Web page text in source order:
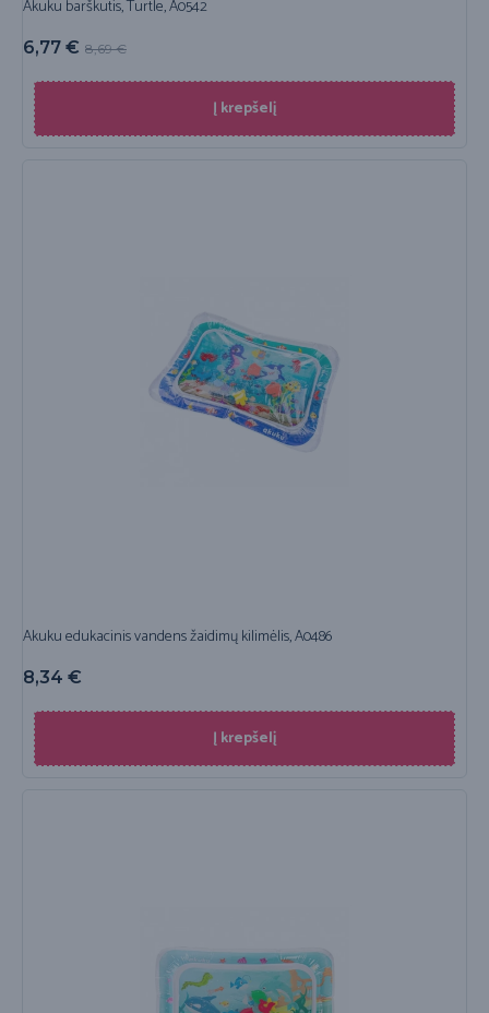
Akuku barškutis, Turtle, A0542
8,69€
6,77 €
Į krepšelį
Akuku edukacinis vandens žaidimų kilimėlis, A0486
8,34 €
Į krepšelį